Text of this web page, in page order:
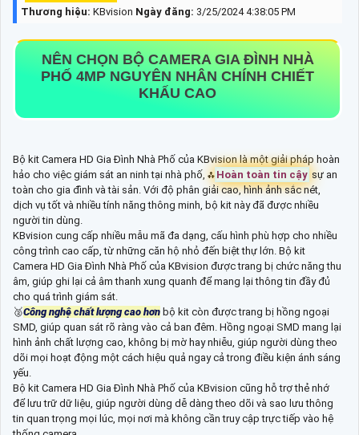
Thương hiệu: KBvision Ngày đăng: 3/25/2024 4:38:05 PM
NÊN CHỌN BỘ CAMERA GIA ĐÌNH NHÀ
PHỐ 4MP NGUYÊN NHÂN CHÍNH CHIẾT
KHẤU CAO
Bộ kit Camera HD Gia Đình Nhà Phố của KBvision là một giải pháp hoàn
hảo cho việc giám sát an ninh tại nhà phố, ⁂ Hoàn toàn tin cậy sự an
toàn cho gia đình và tài sản. Với độ phân giải cao, hình ảnh sắc nét,
dịch vụ tốt và nhiều tính năng thông minh, bộ kit này đã được nhiều
người tin dùng.
KBvision cung cấp nhiều mẫu mã đa dạng, cấu hình phù hợp cho nhiều
công trình cao cấp, từ những căn hộ nhỏ đến biệt thự lớn. Bộ kit
Camera HD Gia Đình Nhà Phố của KBvision được trang bị chức năng thu
âm, giúp ghi lại cả âm thanh xung quanh để mang lại thông tin đầy đủ
cho quá trình giám sát.
️🥈Công nghệ chất lượng cao hơn bộ kit còn được trang bị hồng ngoại
SMD, giúp quan sát rõ ràng vào cả ban đêm. Hồng ngoại SMD mang lại
hình ảnh chất lượng cao, không bị mờ hay nhiễu, giúp người dùng theo
dõi mọi hoạt động một cách hiệu quả ngay cả trong điều kiện ánh sáng
yếu.
Bộ kit Camera HD Gia Đình Nhà Phố của KBvision cũng hỗ trợ thẻ nhớ
để lưu trữ dữ liệu, giúp người dùng dễ dàng theo dõi và sao lưu thông
tin quan trọng mọi lúc, mọi nơi mà không cần truy cập trực tiếp vào hệ